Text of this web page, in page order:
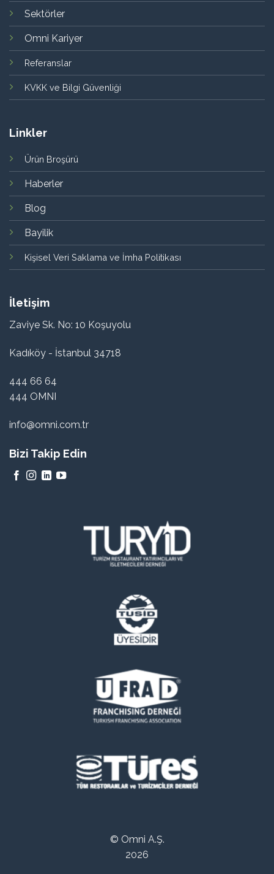
Sektörler
Omni Kariyer
Referanslar
KVKK ve Bilgi Güvenliği
Linkler
Ürün Broşürü
Haberler
Blog
Bayilik
Kişisel Veri Saklama ve İmha Politikası
İletişim
Zaviye Sk. No: 10 Koşuyolu
Kadıköy - İstanbul 34718
444 66 64
444 OMNI
info@omni.com.tr
Bizi Takip Edin
© Omni A.Ş.
2026